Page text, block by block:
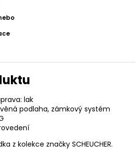
lak
podlaha, zámkový systém
z kolekce značky SCHEUCHER.